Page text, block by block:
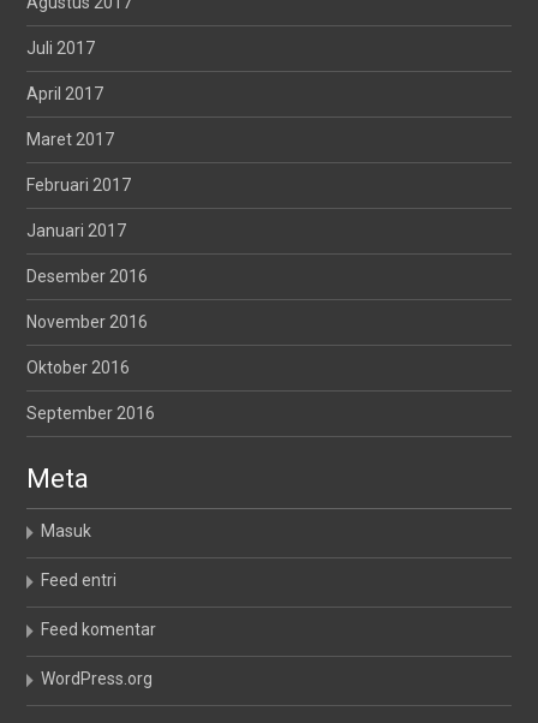
Juli 2017
April 2017
Maret 2017
Februari 2017
Januari 2017
Desember 2016
November 2016
Oktober 2016
September 2016
Meta
Masuk
Feed entri
Feed komentar
WordPress.org